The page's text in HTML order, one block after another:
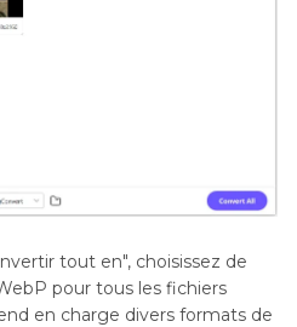
tout en", choisissez de
pour tous les fichiers
en charge divers formats de